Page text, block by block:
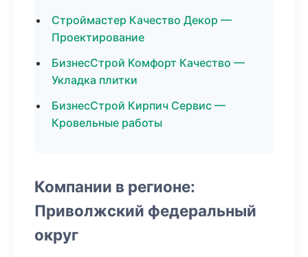
Строймастер Качество Декор —
Проектирование
БизнесСтрой Комфорт Качество —
Укладка плитки
БизнесСтрой Кирпич Сервис —
Кровельные работы
Компании в регионе:
Приволжский федеральный
округ